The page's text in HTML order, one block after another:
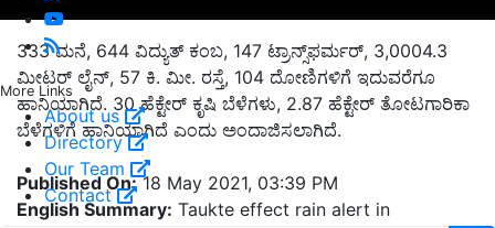
More Links
About us
Directory
Our Team
Contact
333 ಮನೆ, 644 ವಿದ್ಯುತ್ ಕಂಬ, 147 ಟ್ರಾನ್ಸ್‌ಫರ್ಮರ್, 3,0004.3
ಮೀಟರ್ ಲೈನ್, 57 ಕಿ. ಮೀ. ರಸ್ತೆ, 104 ದೋಣಿಗಳಿಗೆ ಇದುವರೆಗೂ
ಹಾನಿಯಾಗಿದೆ. 30 ಹೆಕ್ಟೇರ್ ಕೃಷಿ ಬೆಳೆಗಳು, 2.87 ಹೆಕ್ಟೇರ್ ತೋಟಗಾರಿಕಾ
ಬೆಳೆಗಳಿಗೆ ಹಾನಿಯಾಗಿದೆ ಎಂದು ಅಂದಾಜಿಸಲಾಗಿದೆ.
Published On:18 May 2021, 03:39 PM
English Summary:Taukte effect rain alert in
Karnataka